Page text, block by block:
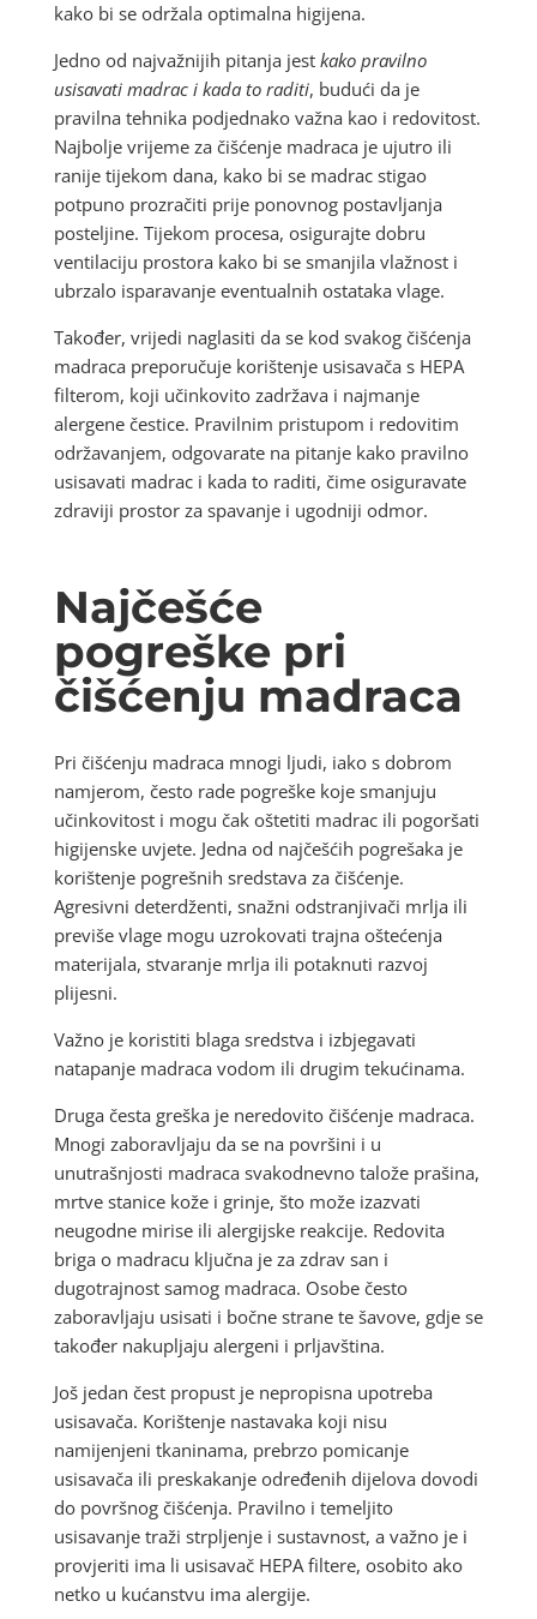
kako bi se održala optimalna higijena.
Jedno od najvažnijih pitanja jest kako pravilno
usisavati madrac i kada to raditi, budući da je
pravilna tehnika podjednako važna kao i redovitost.
Najbolje vrijeme za čišćenje madraca je ujutro ili
ranije tijekom dana, kako bi se madrac stigao
potpuno prozračiti prije ponovnog postavljanja
posteljine. Tijekom procesa, osigurajte dobru
ventilaciju prostora kako bi se smanjila vlažnost i
ubrzalo isparavanje eventualnih ostataka vlage.
Također, vrijedi naglasiti da se kod svakog čišćenja
madraca preporučuje korištenje usisavača s HEPA
filterom, koji učinkovito zadržava i najmanje
alergene čestice. Pravilnim pristupom i redovitim
održavanjem, odgovarate na pitanje kako pravilno
usisavati madrac i kada to raditi, čime osiguravate
zdraviji prostor za spavanje i ugodniji odmor.
Najčešće
pogreške pri
čišćenju madraca
Pri čišćenju madraca mnogi ljudi, iako s dobrom
namjerom, često rade pogreške koje smanjuju
učinkovitost i mogu čak oštetiti madrac ili pogoršati
higijenske uvjete. Jedna od najčešćih pogrešaka je
korištenje pogrešnih sredstava za čišćenje.
Agresivni deterdženti, snažni odstranjivači mrlja ili
previše vlage mogu uzrokovati trajna oštećenja
materijala, stvaranje mrlja ili potaknuti razvoj
plijesni.
Važno je koristiti blaga sredstva i izbjegavati
natapanje madraca vodom ili drugim tekućinama.
Druga česta greška je neredovito čišćenje madraca.
Mnogi zaboravljaju da se na površini i u
unutrašnjosti madraca svakodnevno talože prašina,
mrtve stanice kože i grinje, što može izazvati
neugodne mirise ili alergijske reakcije. Redovita
briga o madracu ključna je za zdrav san i
dugotrajnost samog madraca. Osobe često
zaboravljaju usisati i bočne strane te šavove, gdje se
također nakupljaju alergeni i prljavština.
Još jedan čest propust je nepropisna upotreba
usisavača. Korištenje nastavaka koji nisu
namijenjeni tkaninama, prebrzo pomicanje
usisavača ili preskakanje određenih dijelova dovodi
do površnog čišćenja. Pravilno i temeljito
usisavanje traži strpljenje i sustavnost, a važno je i
provjeriti ima li usisavač HEPA filtere, osobito ako
netko u kućanstvu ima alergije.